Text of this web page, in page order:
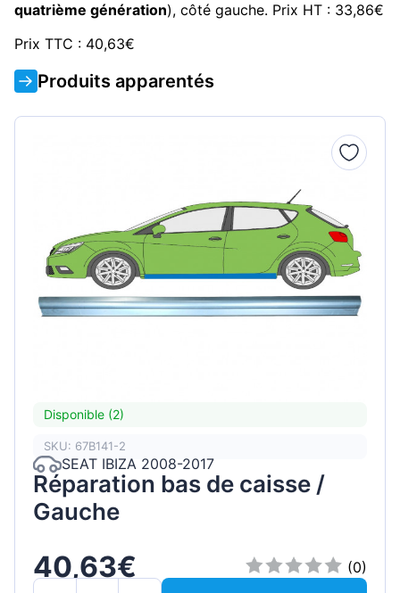
quatrième génération), côté gauche. Prix HT : 33,86€
Prix TTC : 40,63€
Produits apparentés
Disponible (2)
SKU: 67B141-2
SEAT IBIZA 2008-2017
Réparation bas de caisse /
Gauche
40,63€
(0)